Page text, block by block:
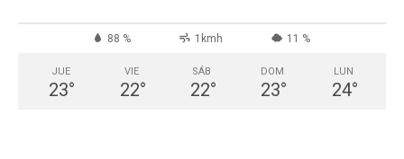
88 % 1kmh 11 %
JUE
23°
VIE
22°
SÁB
22°
DOM
23°
LUN
24°